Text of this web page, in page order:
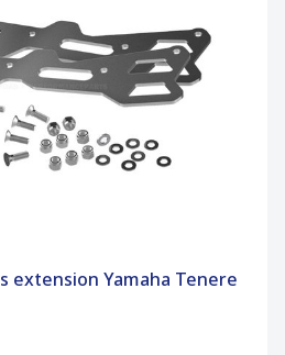
extension Yamaha Tenere